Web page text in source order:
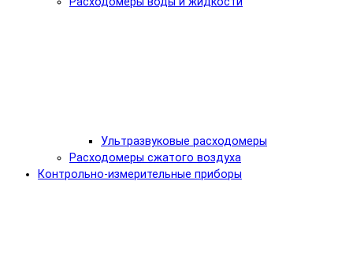
Ультразвуковые расходомеры
Расходомеры сжатого воздуха
Контрольно-измерительные приборы